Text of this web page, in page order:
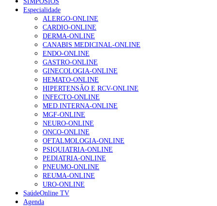
Sindicato acusa ULS São João de negar direitos de parentalidade
aos médicos 6 de Agosto, 2026
NOTÍCIAS MAIS LIDAS
Enfermagem Forense. “Da urgência ao tribunal, cada
gesto conta e cada profissional faz a diferença”
202 visualizações
Alguns milhares de utentes podem ficar sem médico de
família com nova regras do registo, alerta associação
175 visualizações
Quase quatro em cada dez doentes com enfarte
apresentavam níveis elevados de Lp(a), revela estudo
86 visualizações
Especialidade
ALERGO-ONLINE
CARDIO-ONLINE
DERMA-ONLINE
CANABIS MEDICINAL-ONLINE
ENDO-ONLINE
GASTRO-ONLINE
GINECOLOGIA-ONLINE
HEMATO-ONLINE
HIPERTENSÃO E RCV-ONLINE
INFECTO-ONLINE
MED.INTERNA-ONLINE
MGF-ONLINE
NEURO-ONLINE
ONCO-ONLINE
OFTALMOLOGIA-ONLINE
PSIQUIATRIA-ONLINE
PEDIATRIA-ONLINE
PNEUMO-ONLINE
REUMA-ONLINE
URO-ONLINE
SaúdeOnline TV
Agenda